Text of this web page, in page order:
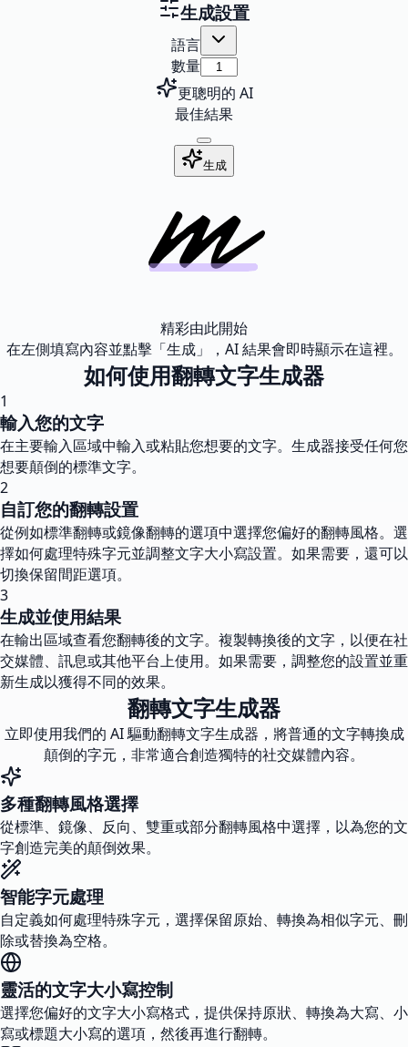
生成設置
語言
數量
更聰明的 AI
最佳結果
生成
精彩由此開始
在左側填寫內容並點擊「生成」，AI 結果會即時顯示在這裡。
如何使用翻轉文字生成器
1
輸入您的文字
在主要輸入區域中輸入或粘貼您想要的文字。生成器接受任何您
想要顛倒的標準文字。
2
自訂您的翻轉設置
從例如標準翻轉或鏡像翻轉的選項中選擇您偏好的翻轉風格。選
擇如何處理特殊字元並調整文字大小寫設置。如果需要，還可以
切換保留間距選項。
3
生成並使用結果
在輸出區域查看您翻轉後的文字。複製轉換後的文字，以便在社
交媒體、訊息或其他平台上使用。如果需要，調整您的設置並重
新生成以獲得不同的效果。
翻轉文字生成器
立即使用我們的 AI 驅動翻轉文字生成器，將普通的文字轉換成
顛倒的字元，非常適合創造獨特的社交媒體內容。
多種翻轉風格選擇
從標準、鏡像、反向、雙重或部分翻轉風格中選擇，以為您的文
字創造完美的顛倒效果。
智能字元處理
自定義如何處理特殊字元，選擇保留原始、轉換為相似字元、刪
除或替換為空格。
靈活的文字大小寫控制
選擇您偏好的文字大小寫格式，提供保持原狀、轉換為大寫、小
寫或標題大小寫的選項，然後再進行翻轉。